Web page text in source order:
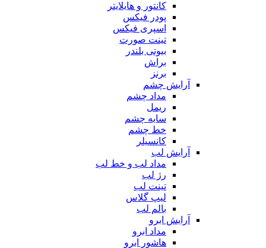
کانتور و هایلایتر
پودر فیکس
اسپری فیکس
تینت صورت
بیوتی بلندر
براش
برنز
آرایش چشم
مداد چشم
ریمل
سایه چشم
خط چشم
کانسیلر
آرایش لب
مداد لب و خط لب
رژ لب
تینت لب
لیپ گلاس
بالم لب
آرایش ابرو
مداد ابرو
هاشور ابرو